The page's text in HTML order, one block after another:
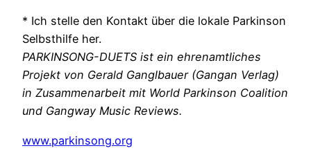
* Ich stelle den Kontakt über die lokale Parkinson
Selbsthilfe her.
PARKINSONG-DUETS ist ein ehrenamtliches
Projekt von Gerald Ganglbauer (Gangan Verlag)
in Zusammenarbeit mit World Parkinson Coalition
und Gangway Music Reviews.
www.parkinsong.org